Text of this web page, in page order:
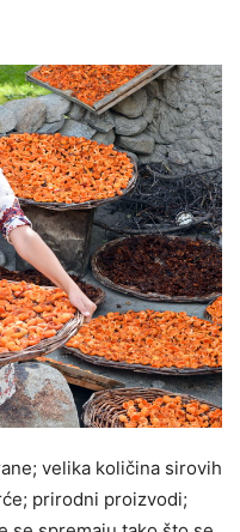
velika količina sirovih
prirodni proizvodi;